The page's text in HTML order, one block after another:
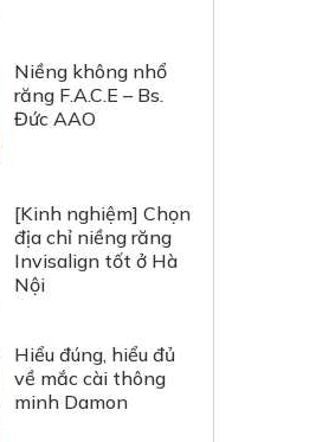
Niềng không nhổ
răng F.A.C.E – Bs.
Đức AAO
[Kinh nghiệm] Chọn
địa chỉ niềng răng
Invisalign tốt ở Hà
Nội
Hiểu đúng, hiểu đủ
về mắc cài thông
minh Damon